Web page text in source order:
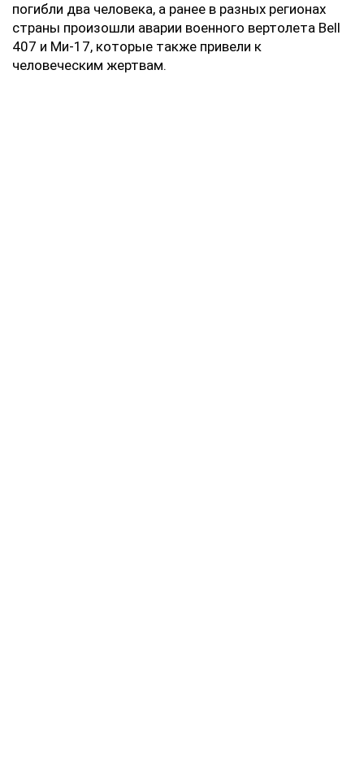
погибли два человека, а ранее в разных регионах
страны произошли аварии военного вертолета Bell
407 и Ми-17, которые также привели к
человеческим жертвам.